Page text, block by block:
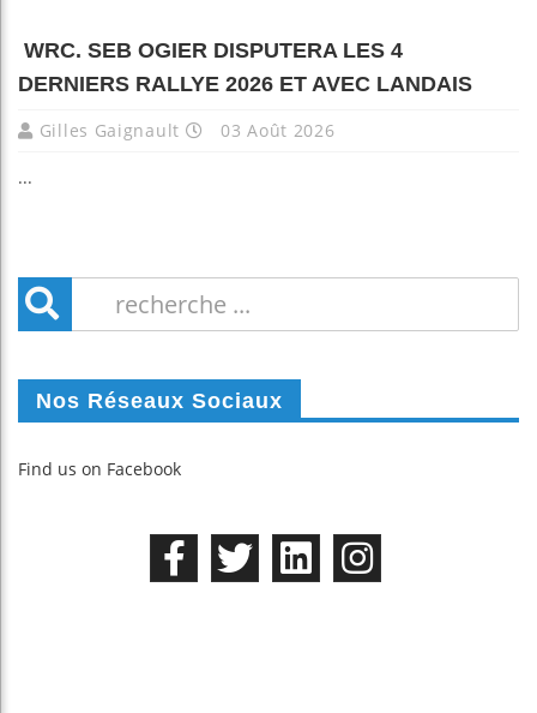
WRC. SEB OGIER DISPUTERA LES 4
DERNIERS RALLYE 2026 ET AVEC LANDAIS
Gilles Gaignault 03 Août 2026
...
Nos Réseaux Sociaux
Find us on Facebook